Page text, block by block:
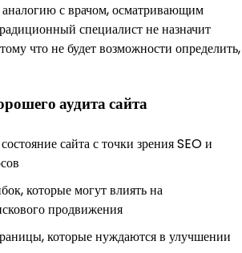
с врачом, осматривающим
специалист не назначит
что не будет возможности определить,
аудита сайта
сайта с точки зрения SEO и
которые могут влиять на
продвижения
которые нуждаются в улучшении